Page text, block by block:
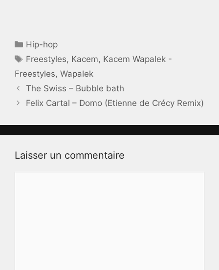
Catégories
Hip-hop
Étiquettes
Freestyles, Kacem, Kacem Wapalek -
Freestyles, Wapalek
The Swiss – Bubble bath
Felix Cartal – Domo (Etienne de Crécy Remix)
Laisser un commentaire